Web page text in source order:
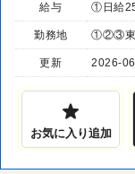
給与 ①日給
勤務地 ①②③東
更新 2026-
お気に入り追加